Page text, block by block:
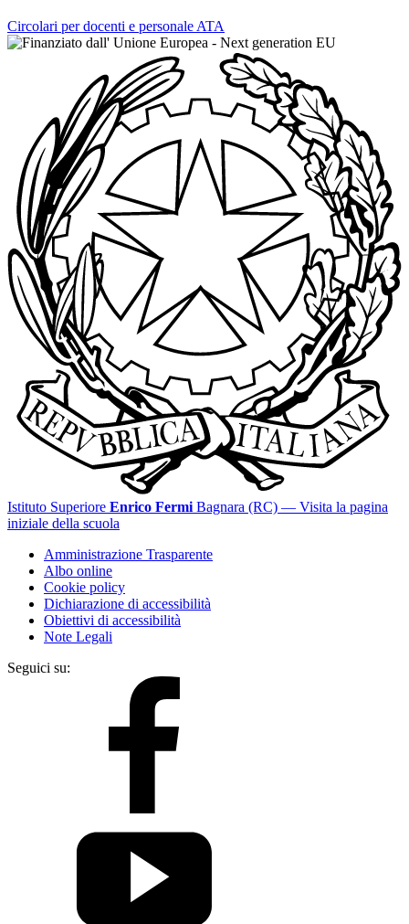
Circolari per docenti e personale ATA
Istituto Superiore Enrico Fermi Bagnara (RC) — Visita la pagina
iniziale della scuola
Amministrazione Trasparente
Albo online
Cookie policy
Dichiarazione di accessibilità
Obiettivi di accessibilità
Note Legali
Seguici su: